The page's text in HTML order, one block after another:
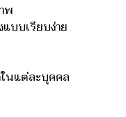
พ
บบเรียบง่าย
นแต่ละบุคคล